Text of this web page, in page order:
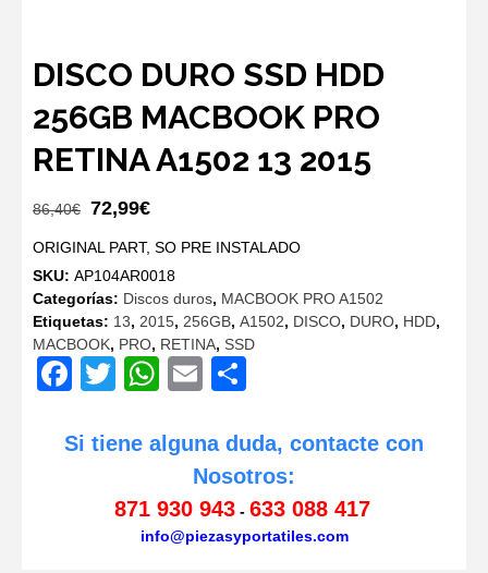
DISCO DURO SSD HDD
256GB MACBOOK PRO
RETINA A1502 13 2015
86,40€ El
original
era:
86,40€.
72,99€
actual
es:
72,99€.
ORIGINAL PART, SO PRE INSTALADO
SKU: AP104AR0018
Categorías: Discos duros, MACBOOK PRO A1502
Etiquetas: 13, 2015, 256GB, A1502, DISCO, DURO, HDD,
MACBOOK, PRO, RETINA, SSD
Facebook
TwitterWhatsApp
Email
Si tiene alguna duda, contacte con
Nosotros:
871 930 943- 633 088 417
info@piezasyportatiles.com